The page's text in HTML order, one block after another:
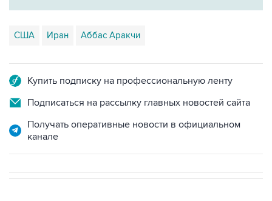
США Иран Аббас Аракчи
Купить подписку на профессиональную ленту
Подписаться на рассылку главных новостей сайта
Получать оперативные новости в официальном
канале